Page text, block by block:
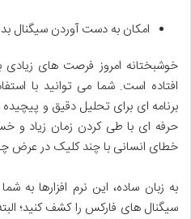
امکان به دست آوردن سیگنال
خوشبختانه امروز فرصت های زیادی
افتاده است. شما می توانید با
برنامه ای برای تحلیل دقیق و
حرفه ای با طی کردن زمان زیاد و
خطای انسانی با چند کلیک در عرض
به زبان ساده، این نرم افزارها
سیگنال های فارکس را کشف کنید؛